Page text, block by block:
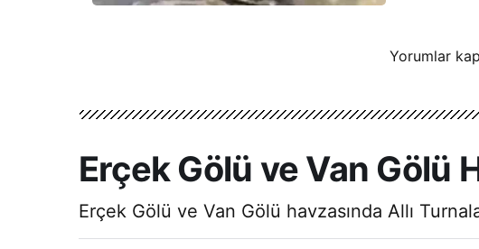
Yorumlar
Erçek Gölü ve Van Gölü
Erçek Gölü ve Van Gölü havzasında Allı